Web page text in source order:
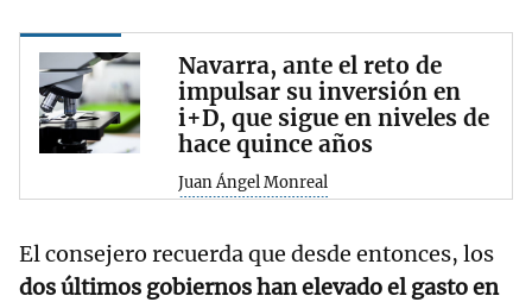
Navarra, ante el reto de
impulsar su inversión en
i+D, que sigue en niveles de
hace quince años
Juan Ángel Monreal
El consejero recuerda que desde entonces, los
dos últimos gobiernos han elevado el gasto en